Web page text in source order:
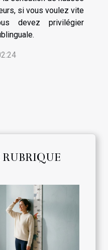
si vous voulez vite
devez privilégier